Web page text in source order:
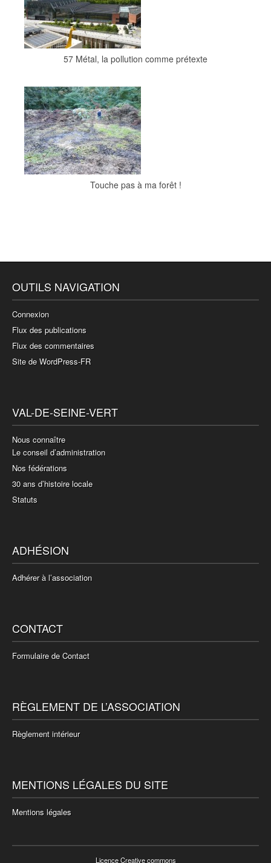
57 Métal, la pollution comme prétexte
Touche pas à ma forêt !
OUTILS NAVIGATION
Connexion
Flux des publications
Flux des commentaires
Site de WordPress-FR
VAL-DE-SEINE-VERT
Nous connaître
Le conseil d’administration
Nos fédérations
30 ans d’histoire locale
Statuts
ADHÉSION
Adhérer à l’association
CONTACT
Formulaire de Contact
RÈGLEMENT DE L’ASSOCIATION
Règlement intérieur
MENTIONS LÉGALES DU SITE
Mentions légales
Licence Creative commons